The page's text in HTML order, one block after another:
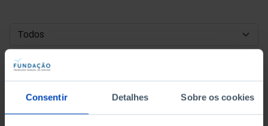
Consentir Detalhes Sobre os cookies
DATA DE INÍCIO
DATA DE FIM